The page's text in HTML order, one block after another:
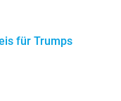
für Trumps